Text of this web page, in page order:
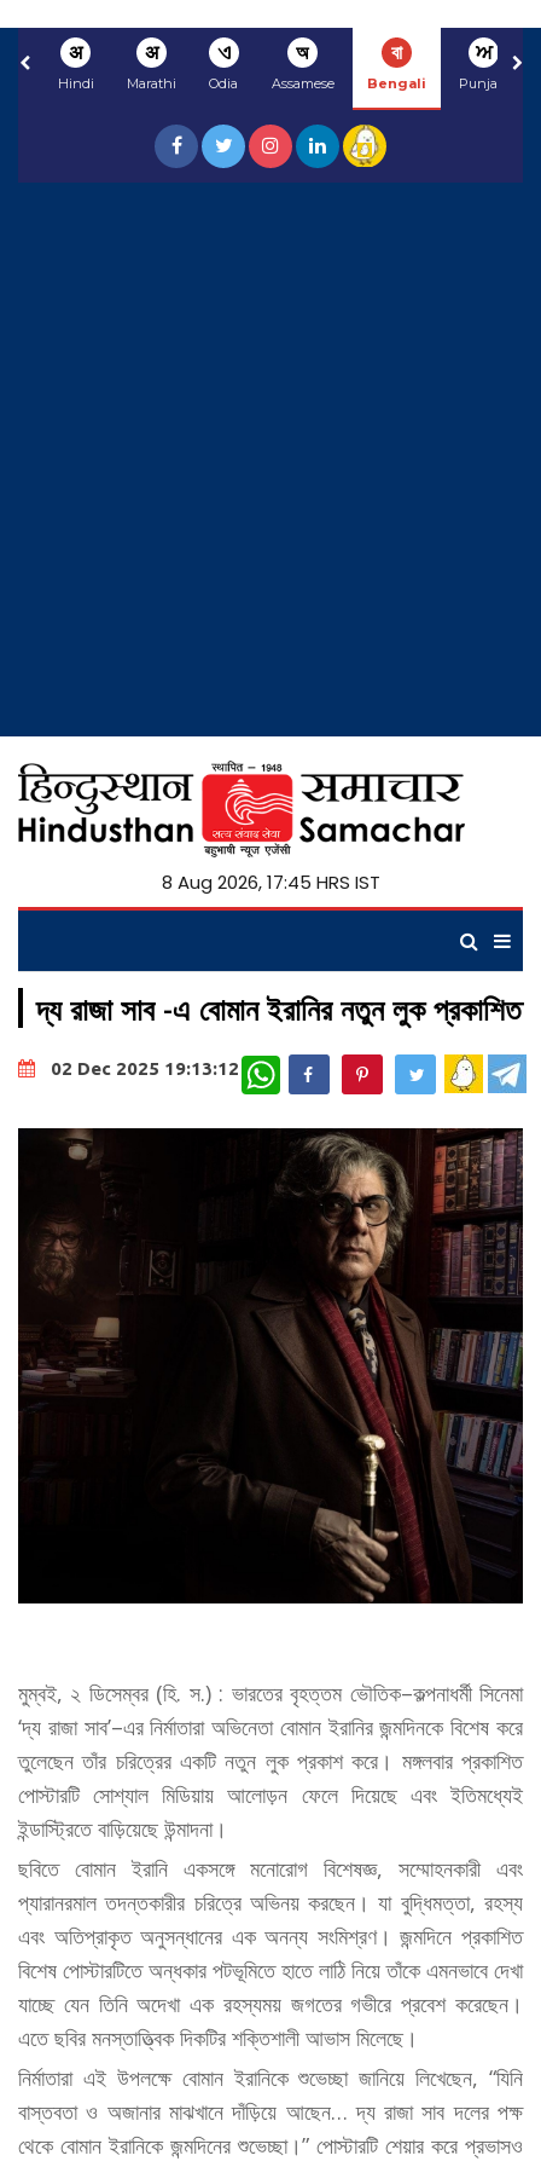
अ
Hindi
अ
Marathi
ଏ
Odia
অ
Assamese
বা
Bengali
ਅ
Punjabi
8 Aug 2026, 17:45 HRS IST
দ্য রাজা সাব -এ বোমান ইরানির নতুন লুক প্রকাশিত
02 Dec 2025 19:13:12 WhatsApp
মুম্বই, ২ ডিসেম্বর (হি. স.) : ভারতের বৃহত্তম ভৌতিক–কল্পনাধর্মী সিনেমা
‘দ্য রাজা সাব’–এর নির্মাতারা অভিনেতা বোমান ইরানির জন্মদিনকে বিশেষ করে
তুলেছেন তাঁর চরিত্রের একটি নতুন লুক প্রকাশ করে। মঙ্গলবার প্রকাশিত
পোস্টারটি সোশ্যাল মিডিয়ায় আলোড়ন ফেলে দিয়েছে এবং ইতিমধ্যেই
ইন্ডাস্ট্রিতে বাড়িয়েছে উন্মাদনা।
ছবিতে বোমান ইরানি একসঙ্গে মনোরোগ বিশেষজ্ঞ, সম্মোহনকারী এবং
প্যারানরমাল তদন্তকারীর চরিত্রে অভিনয় করছেন। যা বুদ্ধিমত্তা, রহস্য
এবং অতিপ্রাকৃত অনুসন্ধানের এক অনন্য সংমিশ্রণ। জন্মদিনে প্রকাশিত
বিশেষ পোস্টারটিতে অন্ধকার পটভূমিতে হাতে লাঠি নিয়ে তাঁকে এমনভাবে দেখা
যাচ্ছে যেন তিনি অদেখা এক রহস্যময় জগতের গভীরে প্রবেশ করেছেন।
এতে ছবির মনস্তাত্ত্বিক দিকটির শক্তিশালী আভাস মিলেছে।
নির্মাতারা এই উপলক্ষে বোমান ইরানিকে শুভেচ্ছা জানিয়ে লিখেছেন, “যিনি
বাস্তবতা ও অজানার মাঝখানে দাঁড়িয়ে আছেন… দ্য রাজা সাব দলের পক্ষ
থেকে বোমান ইরানিকে জন্মদিনের শুভেচ্ছা।” পোস্টারটি শেয়ার করে প্রভাসও